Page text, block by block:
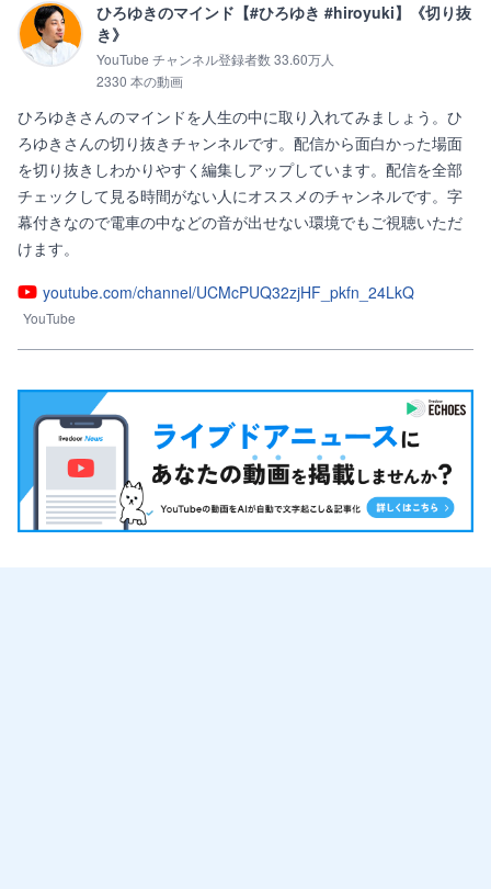
ひろゆきのマインド【#ひろゆき #hiroyuki】《切り抜
き》
YouTube チャンネル登録者数 33.60万人
2330 本の動画
ひろゆきさんのマインドを人生の中に取り入れてみましょう。ひ
ろゆきさんの切り抜きチャンネルです。配信から面白かった場面
を切り抜きしわかりやすく編集しアップしています。配信を全部
チェックして見る時間がない人にオススメのチャンネルです。字
幕付きなので電車の中などの音が出せない環境でもご視聴いただ
けます。
youtube.com/channel/UCMcPUQ32zjHF_pkfn_24LkQ
YouTube